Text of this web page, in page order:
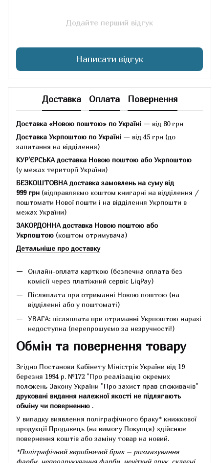
Додайте перший відгук
Написати відгук
Доставка Оплата Повернення
Доставка «Новою поштою» по Україні — від 80 грн
Доставка Укрпоштою по Україні — від 45 грн (до
запитання на відділення)
КУР'ЄРСЬКА доставка Новою поштою або Укрпоштою
(у межах території України)
БЕЗКОШТОВНА доставка замовлень на суму від
999 грн (відправляємо коштом книгарні на відділення /
поштомати Нової пошти і на відділення Укрпошти в
межах України)
ЗАКОРДОННА доставка Новою поштою або
Укрпоштою (коштом отримувача)
Детальніше про доставку
Онлайн-оплата карткою (безпечна оплата без
комісії через платіжний сервіс LiqPay)
Післяплата при отриманні Новою поштою (на
відділенні або у поштоматі)
УВАГА: післяплата при отриманні Укрпоштою наразі
недоступна (перепрошуємо за незручності!)
Обмін та повернення товару
Згідно Постанови Кабінету Міністрів України від 19
березня 1994 р. №172 "Про реалізацію окремих
положень Закону України "Про захист прав споживачів"
друковані видання належної якості не підлягають
обміну чи поверненню .
У випадку виявлення поліграфічного браку* книжкової
продукції Продавець (на вимогу Покупця) здійснює
повернення коштів або заміну товар на новий.
*Поліграфічний виробничий брак – розмазування
фарби, непродрукування фарби, нечіткий друк, склеєні